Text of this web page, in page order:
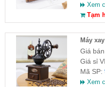
Xem
Tạm
Máy
Giá
Giá sỉ
Mã SP:
Xem